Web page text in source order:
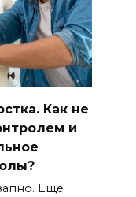
Как не
и
Ещё